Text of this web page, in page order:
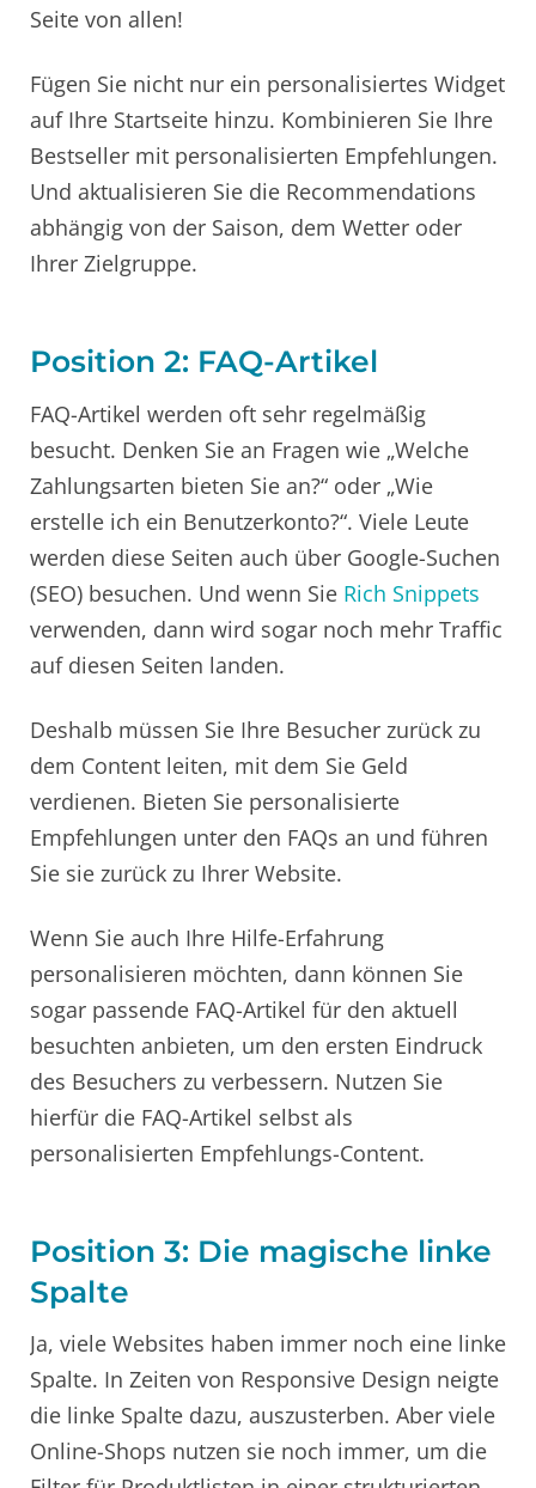
Seite von allen!
Fügen Sie nicht nur ein personalisiertes Widget
auf Ihre Startseite hinzu. Kombinieren Sie Ihre
Bestseller mit personalisierten Empfehlungen.
Und aktualisieren Sie die Recommendations
abhängig von der Saison, dem Wetter oder
Ihrer Zielgruppe.
Position 2: FAQ-Artikel
FAQ-Artikel werden oft sehr regelmäßig
besucht. Denken Sie an Fragen wie „Welche
Zahlungsarten bieten Sie an?“ oder „Wie
erstelle ich ein Benutzerkonto?“. Viele Leute
werden diese Seiten auch über Google-Suchen
(SEO) besuchen. Und wenn Sie Rich Snippets
verwenden, dann wird sogar noch mehr Traffic
auf diesen Seiten landen.
Deshalb müssen Sie Ihre Besucher zurück zu
dem Content leiten, mit dem Sie Geld
verdienen. Bieten Sie personalisierte
Empfehlungen unter den FAQs an und führen
Sie sie zurück zu Ihrer Website.
Wenn Sie auch Ihre Hilfe-Erfahrung
personalisieren möchten, dann können Sie
sogar passende FAQ-Artikel für den aktuell
besuchten anbieten, um den ersten Eindruck
des Besuchers zu verbessern. Nutzen Sie
hierfür die FAQ-Artikel selbst als
personalisierten Empfehlungs-Content.
Position 3: Die magische linke
Spalte
Ja, viele Websites haben immer noch eine linke
Spalte. In Zeiten von Responsive Design neigte
die linke Spalte dazu, auszusterben. Aber viele
Online-Shops nutzen sie noch immer, um die